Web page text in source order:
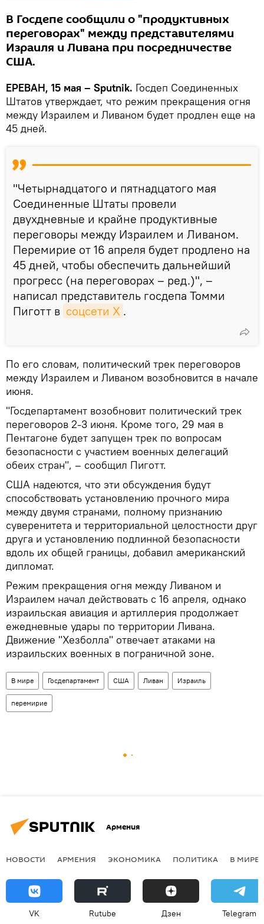
В Госдепе сообщили о "продуктивных
переговорах" между представителями
Израиля и Ливана при посредничестве
США.
ЕРЕВАН, 15 мая – Sputnik. Госдеп Соединенных
Штатов утверждает, что режим прекращения огня
между Израилем и Ливаном будет продлен еще на
45 дней.
"Четырнадцатого и пятнадцатого мая
Соединенные Штаты провели
двухдневные и крайне продуктивные
переговоры между Израилем и Ливаном.
Перемирие от 16 апреля будет продлено на
45 дней, чтобы обеспечить дальнейший
прогресс (на переговорах – ред.)", –
написал представитель госдепа Томми
Пиготт в соцсети X .
По его словам, политический трек переговоров
между Израилем и Ливаном возобновится в начале
июня.
"Госдепартамент возобновит политический трек
переговоров 2-3 июня. Кроме того, 29 мая в
Пентагоне будет запущен трек по вопросам
безопасности с участием военных делегаций
обеих стран", – сообщил Пиготт.
США надеются, что эти обсуждения будут
способствовать установлению прочного мира
между двумя странами, полному признанию
суверенитета и территориальной целостности друг
друга и установлению подлинной безопасности
вдоль их общей границы, добавил американский
дипломат.
Режим прекращения огня между Ливаном и
Израилем начал действовать с 16 апреля, однако
израильская авиация и артиллерия продолжает
ежедневные удары по территории Ливана.
Движение "Хезболла" отвечает атаками на
израильских военных в пограничной зоне.
В мире Госдепартамент США Ливан Израиль
перемирие
Армения
НОВОСТИ АРМЕНИЯ ЭКОНОМИКА ПОЛИТИКА В МИРЕ
VK Rutube Дзен Telegram